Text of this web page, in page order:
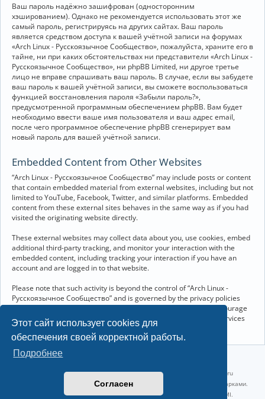
Этот сайт использует cookies для
обеспечения своей корректной работы.
Подробнее
Согласен
Ваш пароль надёжно зашифрован (односторонним
хэшированием). Однако не рекомендуется использовать этот же
самый пароль, регистрируясь на других сайтах. Ваш пароль
является средством доступа к вашей учётной записи на форумах
«Arch Linux - Русскоязычное Сообщество», пожалуйста, храните его в
тайне, ни при каких обстоятельствах ни представители «Arch Linux -
Русскоязычное Сообщество», ни phpBB Limited, ни другое третье
лицо не вправе спрашивать ваш пароль. В случае, если вы забудете
ваш пароль к вашей учётной записи, вы сможете воспользоваться
функцией восстановления пароля «Забыли пароль?»,
предусмотренной программным обеспечением phpBB. Вам будет
необходимо ввести ваше имя пользователя и ваш адрес email,
после чего программное обеспечение phpBB сгенерирует вам
новый пароль для вашей учётной записи.
Embedded Content from Other Websites
“Arch Linux - Русскоязычное Сообщество” may include posts or content
that contain embedded material from external websites, including but not
limited to YouTube, Facebook, Twitter, and similar platforms. Embedded
content from these external sites behaves in the same way as if you had
visited the originating website directly.
These external websites may collect data about you, use cookies, embed
additional third-party tracking, and monitor your interaction with the
embedded content, including tracking your interaction if you have an
account and are logged in to that website.
Please note that such activity is beyond the control of “Arch Linux -
Русскоязычное Сообщество” and is governed by the privacy policies
and terms of service of the respective external websites. We encourage
you to review the privacy and cookie policies of any third-party services
you interact with through embedded content.
Linux 6.18.40-1-lts x86_64 GNU/Linux 2026-07-26 08:48:12 |
vps reg.ru
Название и логотип Arch Linux ™ являются признанными торговыми марками.
Linux ® — зарегистрированная торговая марка Linus Torvalds и LMI.